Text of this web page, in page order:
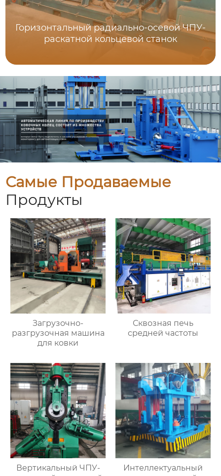
Горизонтальный радиально-осевой ЧПУ-
раскатной кольцевой станок
Самые Продаваемые
Продукты
Загрузочно-
разгрузочная машина
для ковки
Сквозная печь
средней частоты
Вертикальный ЧПУ-
Интеллектуальный